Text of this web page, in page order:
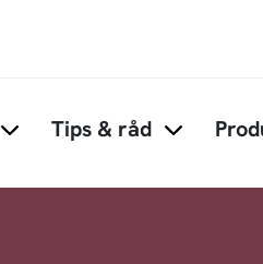
Tips & råd